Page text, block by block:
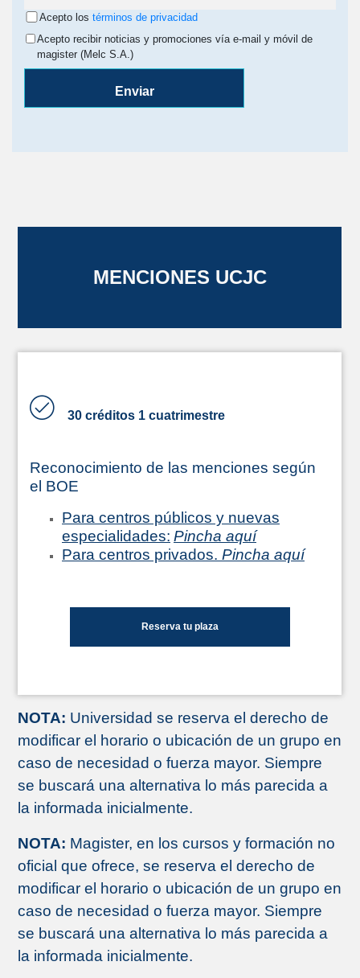
Acepto los términos de privacidad
Acepto recibir noticias y promociones vía e-mail y móvil de
magister (Melc S.A.)
Enviar
MENCIONES UCJC
30 créditos 1 cuatrimestre
Reconocimiento de las menciones según
el BOE
Para centros públicos y nuevas
especialidades: Pincha aquí
Para centros privados. Pincha aquí
Reserva tu plaza
NOTA: Universidad se reserva el derecho de
modificar el horario o ubicación de un grupo en
caso de necesidad o fuerza mayor. Siempre
se buscará una alternativa lo más parecida a
la informada inicialmente.
NOTA: Magister, en los cursos y formación no
oficial que ofrece, se reserva el derecho de
modificar el horario o ubicación de un grupo en
caso de necesidad o fuerza mayor. Siempre
se buscará una alternativa lo más parecida a
la informada inicialmente.